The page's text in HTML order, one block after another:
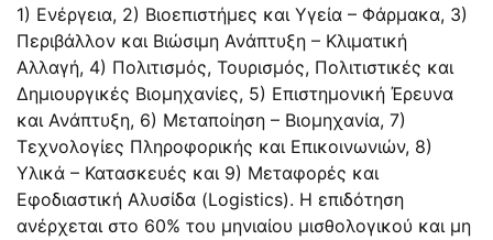
1) Ενέργεια, 2) Βιοεπιστήμες και Υγεία – Φάρμακα, 3)
Περιβάλλον και Βιώσιμη Ανάπτυξη – Κλιματική
Αλλαγή, 4) Πολιτισμός, Τουρισμός, Πολιτιστικές και
Δημιουργικές Βιομηχανίες, 5) Επιστημονική Έρευνα
και Ανάπτυξη, 6) Μεταποίηση – Βιομηχανία, 7)
Τεχνολογίες Πληροφορικής και Επικοινωνιών, 8)
Υλικά – Κατασκευές και 9) Μεταφορές και
Εφοδιαστική Αλυσίδα (Logistics). Η επιδότηση
ανέρχεται στο 60% του μηνιαίου μισθολογικού και μη